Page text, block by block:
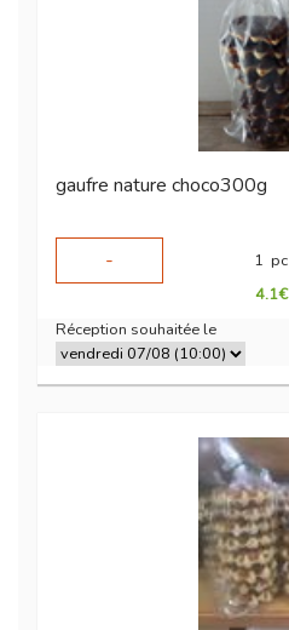
gaufre nature choco300g
-
1 pc
4.1€
Réception souhaitée le